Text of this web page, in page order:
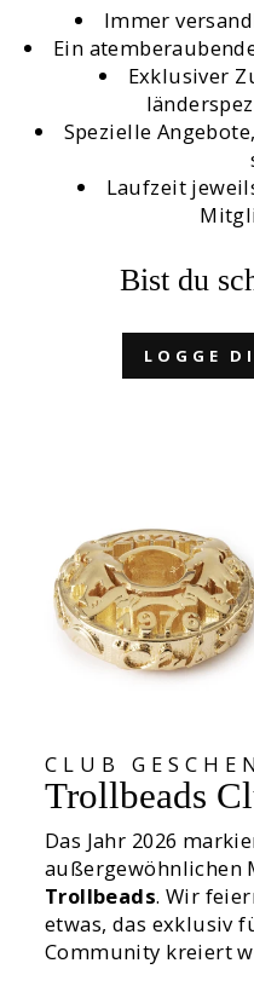
Immer
Ein
Exklusiver
Spezielle
Laufzeit
Bist du
LOGGE
CLUB
Trollbeads
Das Jahr 2026
außergewöhnlichen
Trollbeads. Wir
etwas, das exklusiv
Community kreiert